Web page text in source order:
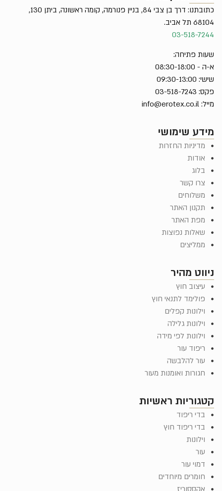
קטגוריות ראשיות
בדי ריפוד
בדי ריפוד חוץ
וילונות
עור
דמוי עור
חומרים מיוחדים
אקססוריז
ניווט מהיר
עיצוב חוץ
פולימד לתנאי חוץ
וילונות קפלים
וילונות גלילה
וילונות לפי מידה
ריפוד עור
עור להלבשה
חגורות ואומנות מעור
מידע שימושי
מדיניות החזרות
אודות
בלוג
צרו קשר
משלוחים
תקנון האתר
מפת האתר
שאלות נפוצות
ממליצים
כתובתנו: דרך בן צבי 84, בניין פנורמה, קומה ראשונה, ביתן 130,
68104 תל אביב.
03-518-7244
שעות פתיחה:
א-ה - 08:30-18:00
שישי: 09:30-13:00
פקס: 03-518-7243
מייל: info@erotex.co.il